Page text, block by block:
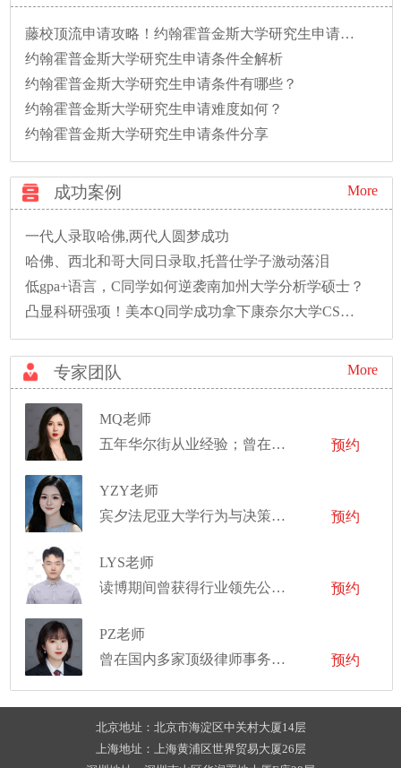
藤校顶流申请攻略！约翰霍普金斯大学研究生申请条件（2026最新版）
约翰霍普金斯大学研究生申请条件全解析
约翰霍普金斯大学研究生申请条件有哪些？
约翰霍普金斯大学研究生申请难度如何？
约翰霍普金斯大学研究生申请条件分享
成功案例 More
一代人录取哈佛,两代人圆梦成功
哈佛、西北和哥大同日录取,托普仕学子激动落泪
低gpa+语言，C同学如何逆袭南加州大学分析学硕士？
凸显科研强项！美本Q同学成功拿下康奈尔大学CS硕士录取！
专家团队 More
MQ老师
五年华尔街从业经验；曾在国内头部财富管理公司任职资深投资顾问；主讲沙龙、讲座四十余场
预约
YZY老师
宾夕法尼亚大学行为与决策科学硕士
预约
LYS老师
读博期间曾获得行业领先公司的奖学金
预约
PZ老师
曾在国内多家顶级律师事务所和国际机构实习
预约
北京地址：北京市海淀区中关村大厦14层
上海地址：上海黄浦区世界贸易大厦26层